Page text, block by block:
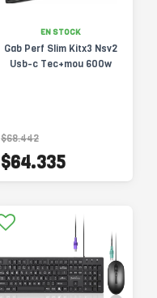
EN STOCK
Gab Perf Slim Kitx3 Nsv2
Usb-c Tec+mou 600w
$68.442
$64.335